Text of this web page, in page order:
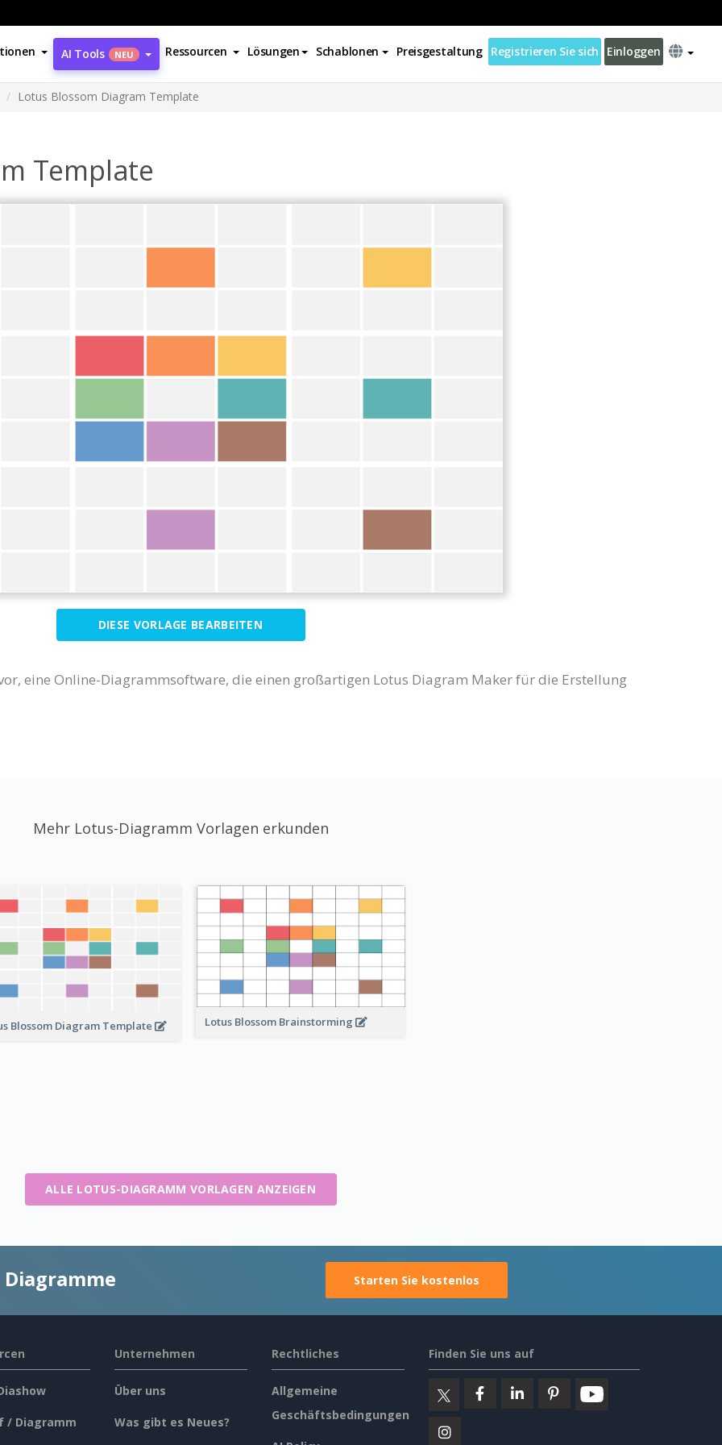
AI Tools NEU Ressourcen Lösungen Schablonen Preisgestaltung Registrieren Sie sich Einloggen
Lotus Blossom Diagram Template
Template
DIESE VORLAGE BEARBEITEN
eine Online-Diagrammsoftware, die einen großartigen Lotus Diagram Maker für die Erstellung
Mehr Lotus-Diagramm Vorlagen erkunden
Blossom Diagram Template Lotus Blossom Brainstorming
ALLE LOTUS-DIAGRAMM VORLAGEN ANZEIGEN
Starten Sie kostenlos
/ Diagramm
Unternehmen
Über uns
Was gibt es Neues?
Rechtliches
Allgemeine
Geschäftsbedingungen
Finden Sie uns auf